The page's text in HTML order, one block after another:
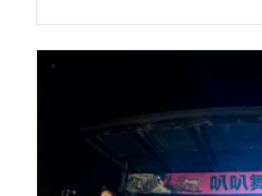
先別說這個了；你聽過
及之前，樂迷就會冒著